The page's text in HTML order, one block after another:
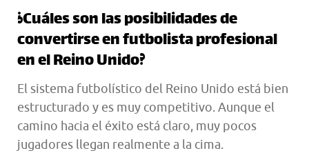
¿Cuáles son las posibilidades de
convertirse en futbolista profesional
en el Reino Unido?
El sistema futbolístico del Reino Unido está bien
estructurado y es muy competitivo. Aunque el
camino hacia el éxito está claro, muy pocos
jugadores llegan realmente a la cima.